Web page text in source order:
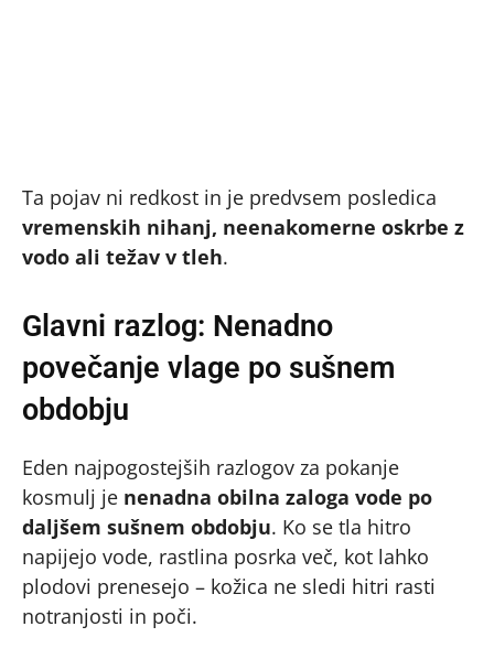
Ta pojav ni redkost in je predvsem posledica
vremenskih nihanj, neenakomerne oskrbe z
vodo ali težav v tleh.
Glavni razlog: Nenadno
povečanje vlage po sušnem
obdobju
Eden najpogostejših razlogov za pokanje
kosmulj je nenadna obilna zaloga vode po
daljšem sušnem obdobju. Ko se tla hitro
napijejo vode, rastlina posrka več, kot lahko
plodovi prenesejo – kožica ne sledi hitri rasti
notranjosti in poči.